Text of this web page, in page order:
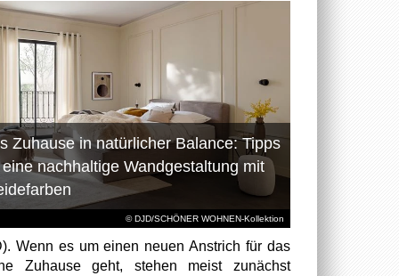
© DJD/SCHÖNER WOHNEN-Kollektion
Zuhause in natürlicher Balance: Tipps
nachhaltige Wandgestaltung mit
Wenn es um einen neuen Anstrich für das
Zuhause geht, stehen meist zunächst